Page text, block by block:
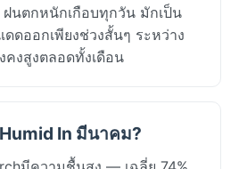
นตกหนักเกือบทุกวัน มักเป็น
ดออกเพียงช่วงสั้นๆ ระหว่าง
งสูงตลอดทั้งเดือน
In มีนาคม?